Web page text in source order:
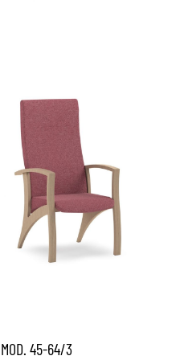
MOD. 45-64/3